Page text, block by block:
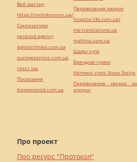
Про проект
Про ресурс "Протокол"
Веб мастер
https://motokosmos.ua/
Синтезатори
perevod.agency
agrotechnika.com.ua
europeservice.com.ua
текст юа
Посилання
kievperevod.com.ua
Перевезення хворих
hospice-life.com.ua/
mk-translations.ua
maltina.com.ua
Шафи купе
Брендові сумки
Натяжні стелі Nova Stelya
Перевезення хворих за
кордон